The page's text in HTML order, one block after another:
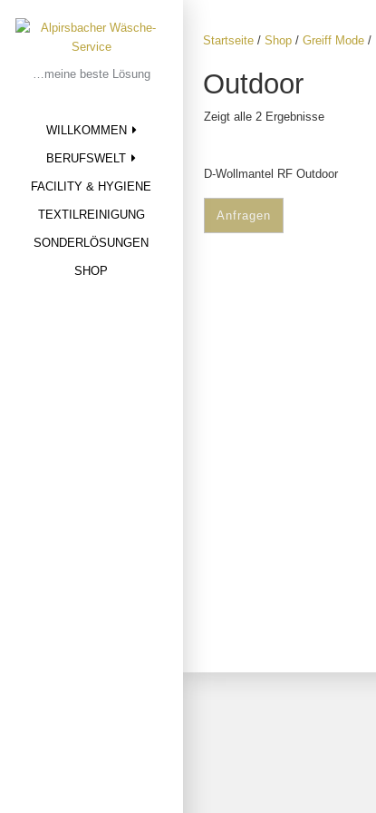
…meine beste Lösung
WILLKOMMEN
BERUFSWELT
FACILITY & HYGIENE
TEXTILREINIGUNG
SONDERLÖSUNGEN
SHOP
Startseite /Shop /Greiff Mode /
Outdoor
Zeigt alle 2 Ergebnisse
D-Wollmantel RF Outdoor
Anfragen